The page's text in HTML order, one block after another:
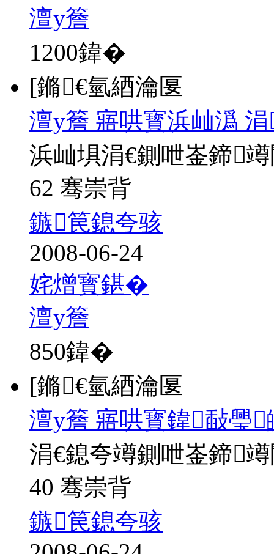
澶у簷
1200鍏�
[鏅€氫綇瀹匽
澶у簷 寤哄寳浜屾潙
浜屾埧涓€鍘呭崟鍗
62 骞崇背
鏃笢鎴夸骇
2008-06-24
姹熷寳鍖�
澶у簷
850鍏�
[鏅€氫綇瀹匽
澶у簷 寤哄寳鍏敮璺
涓€鎴夸竴鍘呭崟鍗
40 骞崇背
鏃笢鎴夸骇